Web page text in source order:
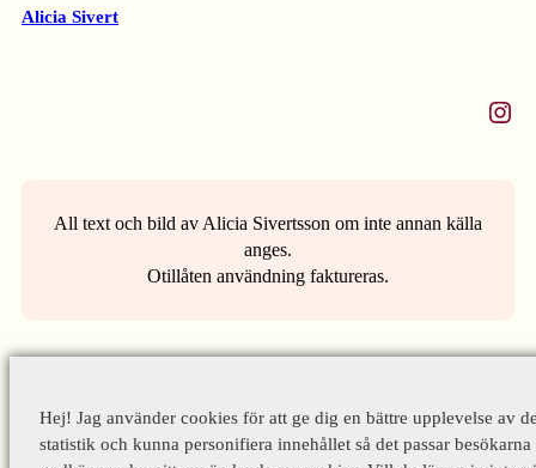
Alicia Sivert
Instagram
All text och bild av Alicia Sivertsson om inte annan källa
anges.
Otillåten användning faktureras.
Hej! Jag använder cookies för att ge dig en bättre upplevelse av
statistik och kunna personifiera innehållet så det passar